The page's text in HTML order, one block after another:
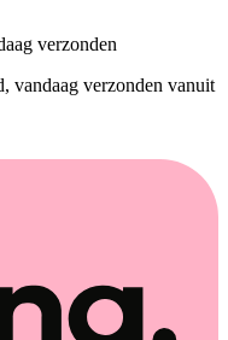
vandaag verzonden vanuit